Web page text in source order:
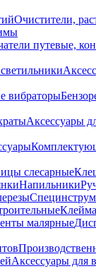
Очистители,
путевые,
вибраторы
Аксессуары
слесарные
Напильники
малярные
Аксессуары для